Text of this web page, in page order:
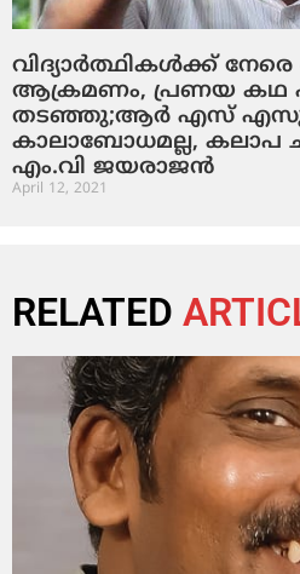
വിദ്യാര്‍ത്ഥികള്‍ക്ക്
ആക്രമണം, പ്രണയ കഥ
തടഞ്ഞു;ആര്‍ എസ്
കാലാബോധമല്ല, കലാപ
എം.വി ജയരാജന്‍
April 12, 2021
RELATED